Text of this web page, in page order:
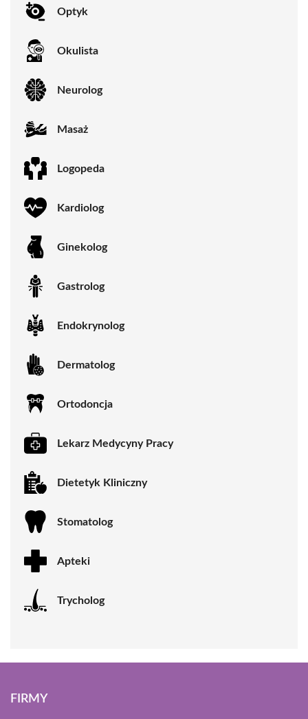
Optyk
Okulista
Neurolog
Masaż
Logopeda
Kardiolog
Ginekolog
Gastrolog
Endokrynolog
Dermatolog
Ortodoncja
Lekarz Medycyny Pracy
Dietetyk Kliniczny
Stomatolog
Apteki
Trycholog
FIRMY